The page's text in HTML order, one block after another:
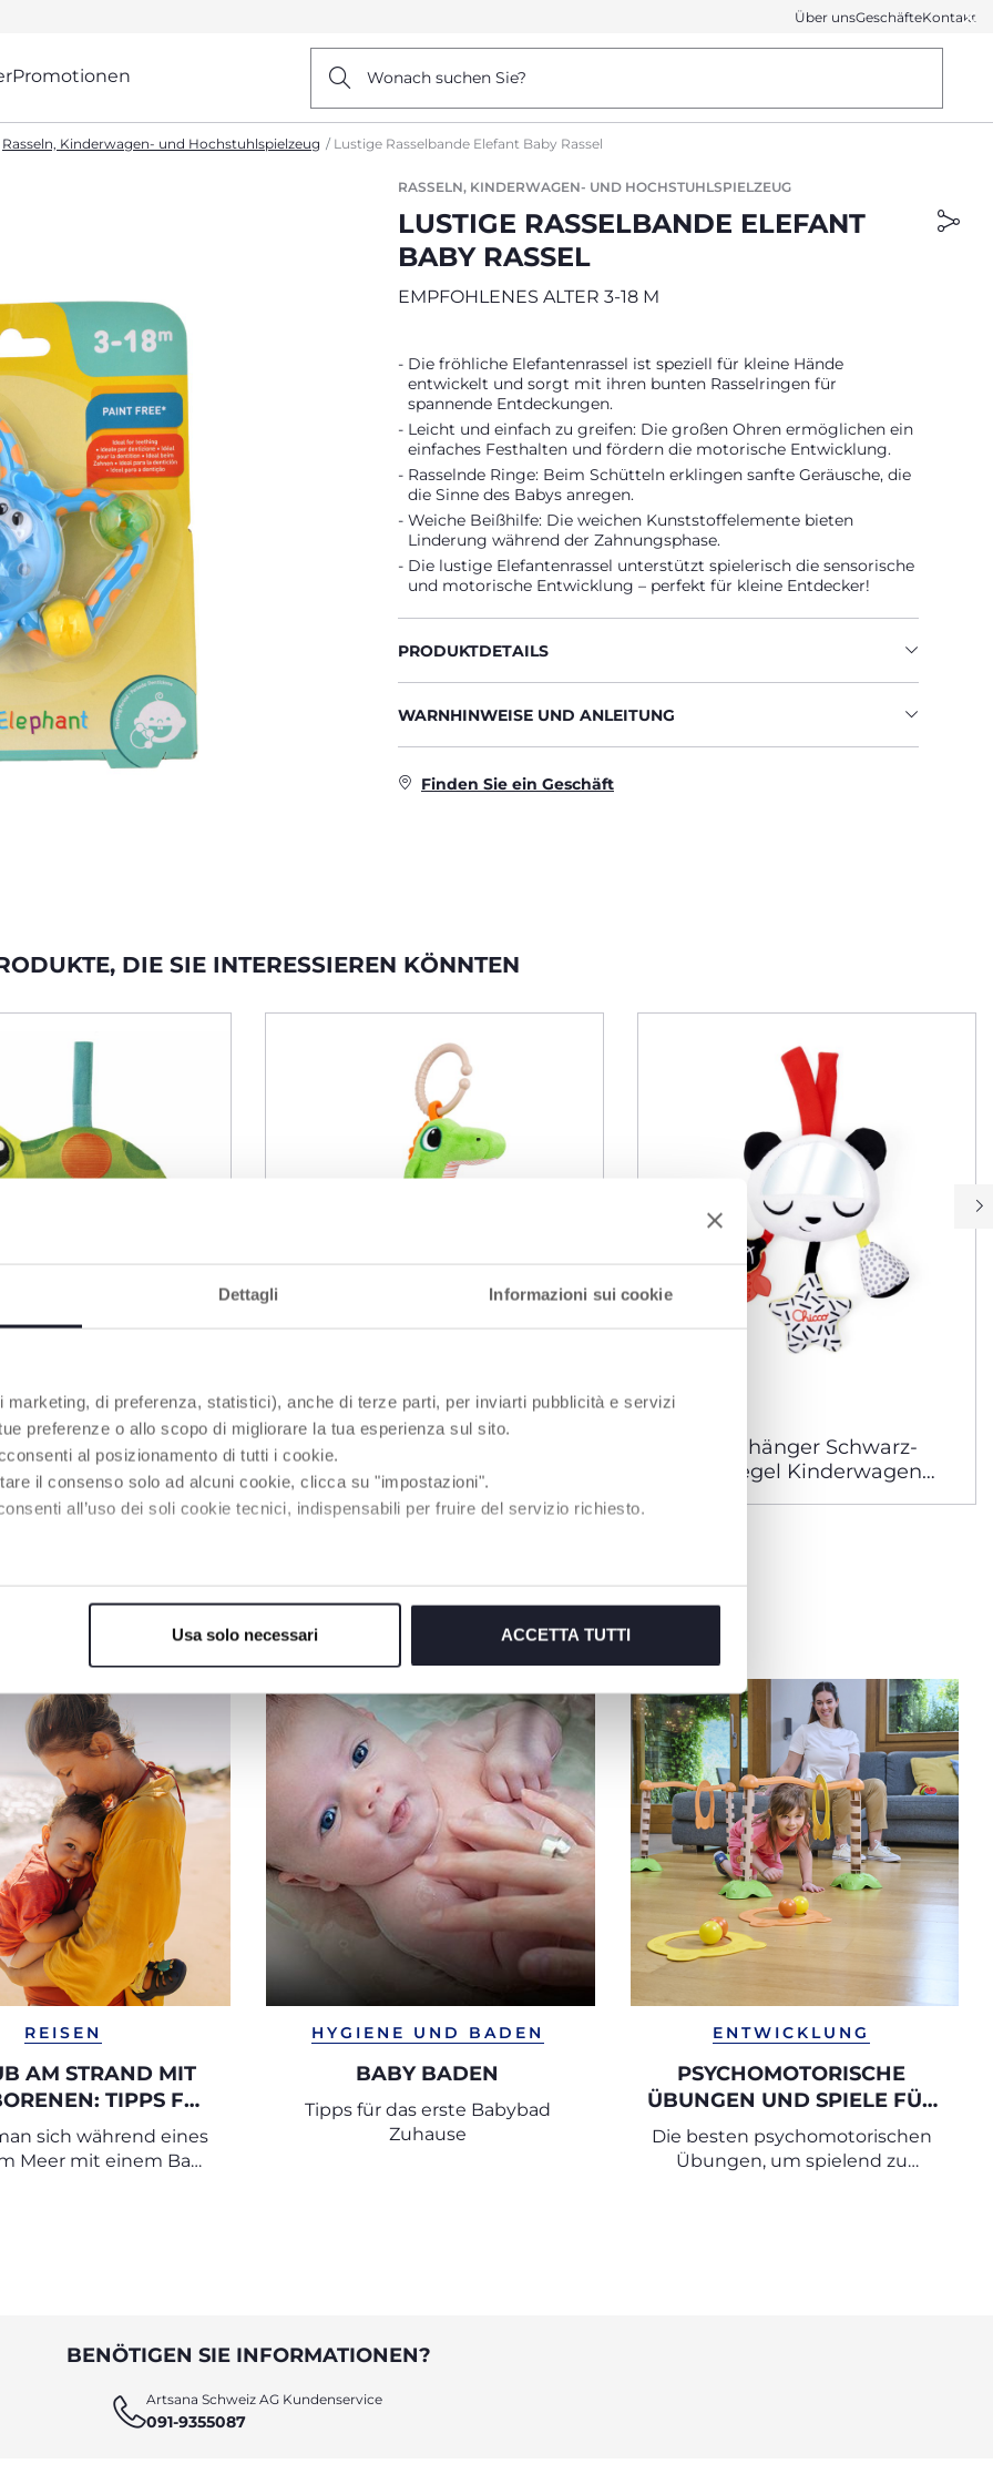
Dettagli Informazioni sui cookie
di preferenza, statistici), anche di terze parti, per inviarti pubblicità e servizi
preferenze o allo scopo di migliorare la tua esperienza sul sito.
al posizionamento di tutti i cookie.
il consenso solo ad alcuni cookie, clicca su "impostazioni".
all’uso dei soli cookie tecnici, indispensabili per fruire del servizio richiesto.
Usa solo necessari ACCETTA TUTTI
Über unsGeschäfteKontakt
Promotionen Wonach suchen Sie?
Rasseln, Kinderwagen- und Hochstuhlspielzeug Lustige Rasselbande Elefant Baby Rassel
RASSELN, KINDERWAGEN- UND HOCHSTUHLSPIELZEUG
LUSTIGE RASSELBANDE ELEFANT
BABY RASSEL
EMPFOHLENES ALTER 3-18 M
Die fröhliche Elefantenrassel ist speziell für kleine Hände
entwickelt und sorgt mit ihren bunten Rasselringen für
spannende Entdeckungen.
Leicht und einfach zu greifen: Die großen Ohren ermöglichen ein
einfaches Festhalten und fördern die motorische Entwicklung.
Rasselnde Ringe: Beim Schütteln erklingen sanfte Geräusche, die
die Sinne des Babys anregen.
Weiche Beißhilfe: Die weichen Kunststoffelemente bieten
Linderung während der Zahnungsphase.
Die lustige Elefantenrassel unterstützt spielerisch die sensorische
und motorische Entwicklung – perfekt für kleine Entdecker!
PRODUKTDETAILS
WARNHINWEISE UND ANLEITUNG
Finden Sie ein Geschäft
DIE SIE INTERESSIEREN KÖNNTEN
Turtle Baby
Schildkröte
Vibrierendes Krokodil
Panda Anhänger Schwarz-
Weiß Spiegel Kinderwagen
UNSER RAT
REISEN
AM STRAND MIT
TIPPS FÜR
URLAUB
sich während eines
Meer mit einem Baby
HYGIENE UND BADEN
BABY BADEN
Tipps für das erste Babybad
Zuhause
ENTWICKLUNG
PSYCHOMOTORISCHE
ÜBUNGEN UND SPIELE FÜR
JEDE PHASE DER KINDHEIT
Die besten psychomotorischen
Übungen, um spielend zu
BENÖTIGEN SIE INFORMATIONEN?
Artsana Schweiz AG Kundenservice
091-9355087